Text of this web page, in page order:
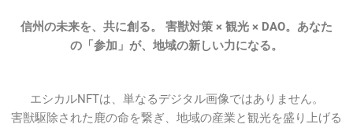
信州の未来を、共に創る。
害獣対策 × 観光 × DAO。あなた
の「参加」が、地域の新しい力になる。
エシカルNFTは、単なるデジタル画像ではありません。
害獣駆除された鹿の命を繋ぎ、地域の産業と観光を盛り上げる